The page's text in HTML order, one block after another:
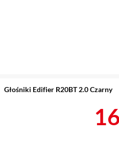
Głośniki Edifier R20BT 2.0 Czarny